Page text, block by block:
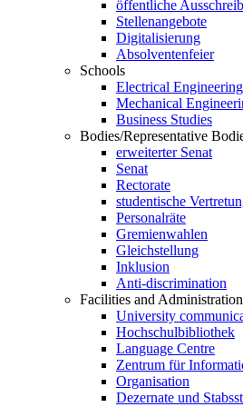
öffentliche
Stellenangebote
Digitalisierung
Absolventenfeier
Schools
Electrical
Mechanical
Business Studies
Bodies/Representative
erweiterter Senat
Senat
Rectorate
studentische
Personalräte
Gremienwahlen
Gleichstellung
Inklusion
Anti-discrimination
Facilities and Administration
University
Hochschulbibliothek
Language Centre
Zentrum für
Organisation
Dezernate und